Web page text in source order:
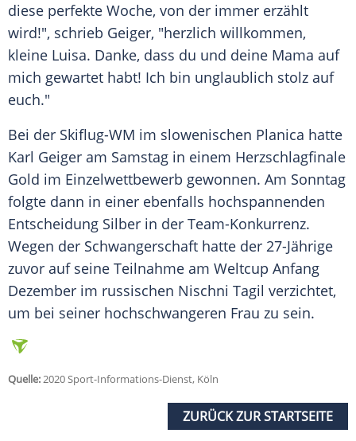
diese perfekte Woche, von der immer erzählt
wird!", schrieb Geiger, "herzlich willkommen,
kleine Luisa. Danke, dass du und deine Mama auf
mich gewartet habt! Ich bin unglaublich stolz auf
euch."
Bei der Skiflug-WM im slowenischen Planica hatte
Karl Geiger am Samstag in einem Herzschlagfinale
Gold im Einzelwettbewerb gewonnen. Am Sonntag
folgte dann in einer ebenfalls hochspannenden
Entscheidung Silber in der Team-Konkurrenz.
Wegen der Schwangerschaft hatte der 27-Jährige
zuvor auf seine Teilnahme am Weltcup Anfang
Dezember im russischen Nischni Tagil verzichtet,
um bei seiner hochschwangeren Frau zu sein.
Quelle:2020 Sport-Informations-Dienst, Köln
ZURÜCK ZUR STARTSEITE